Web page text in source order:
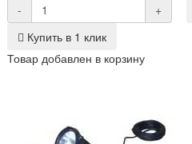
-
+
Купить в 1 клик
Товар добавлен в корзину